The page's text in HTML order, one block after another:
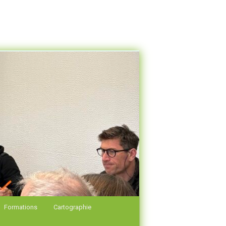
Formations Cartographie